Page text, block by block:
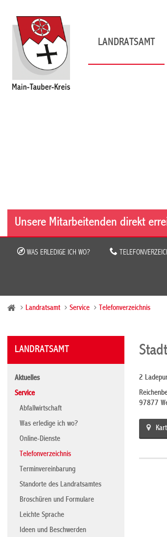
LANDRATSAMT
Unsere Mitarbeitenden direkt
WAS ERLEDIGE ICH WO?
Landratsamt Service Telefonverzeichnis
LANDRATSAMT
Aktuelles
Service
Abfallwirtschaft
Was erledige ich wo?
Online-Dienste
Telefonverzeichnis
Terminvereinbarung
Standorte des Landratsamtes
Broschüren und Formulare
Leichte Sprache
Ideen und Beschwerden
2
97877